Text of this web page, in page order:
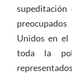
Unidos en
toda la